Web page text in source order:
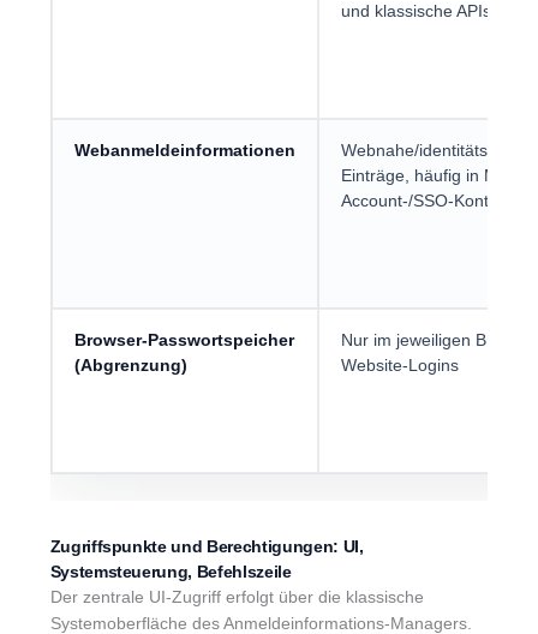
und klassische APIs
Webanmeldeinformationen
Webnahe/
Einträge, häufig in
Account-/SSO-Kontexten
Browser-Passwortspeicher
(Abgrenzung)
Nur im jeweiligen
Website-Logins
Zugriffspunkte und Berechtigungen: UI,
Systemsteuerung, Befehlszeile
Der zentrale UI-Zugriff erfolgt über die klassische
Systemoberfläche des Anmeldeinformations-Managers.